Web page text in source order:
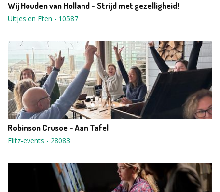
Wij Houden van Holland - Strijd met gezelligheid!
Uitjes en Eten - 10587
Robinson Crusoe - Aan Tafel
Flitz-events - 28083